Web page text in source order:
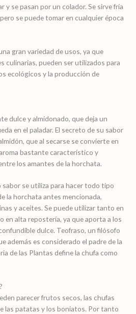
y se pasan por un colador. Se sirve fría
se puede tomar en cualquier época
gran variedad de usos, ya que
culinarias, pueden ser utilizados para
ecológicos y la producción de
dulce y almidonado, que deja un
en el paladar. El secreto de su sabor
que al secarse se convierte en
bastante característico y
los amantes de la horchata.
se utiliza para hacer todo tipo
la horchata antes mencionada,
y aceites. Se puede utilizar tanto en
en alta repostería, ya que aporta a los
dulce. Teofraso, un filósofo
además es considerado el padre de la
de las Plantas define la chufa como
parecer frutos secos, las chufas
las patatas y los boniatos. Por tanto